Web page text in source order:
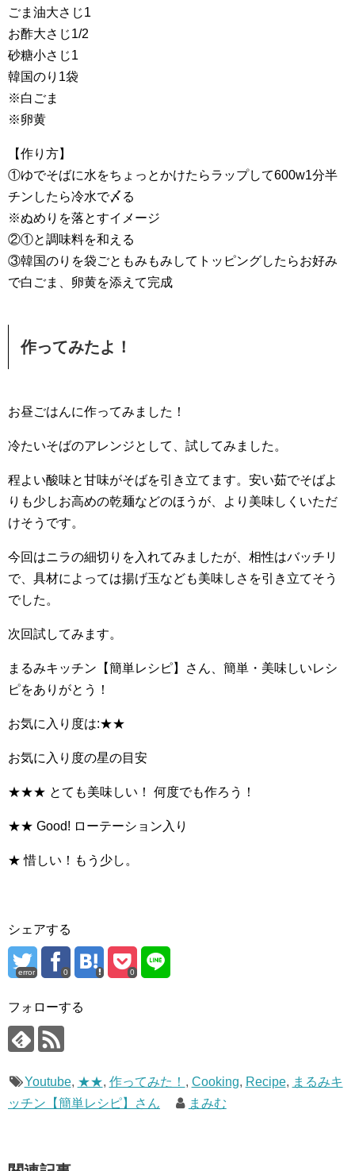
ごま油大さじ1
お酢大さじ1/2
砂糖小さじ1
韓国のり1袋
※白ごま
※卵黄
【作り方】
①ゆでそばに水をちょっとかけたらラップして600w1分半
チンしたら冷水で〆る
※ぬめりを落とすイメージ
②①と調味料を和える
③韓国のりを袋ごともみもみしてトッピングしたらお好み
で白ごま、卵黄を添えて完成
作ってみたよ！
お昼ごはんに作ってみました！
冷たいそばのアレンジとして、試してみました。
程よい酸味と甘味がそばを引き立てます。安い茹でそばよ
りも少しお高めの乾麺などのほうが、より美味しくいただ
けそうです。
今回はニラの細切りを入れてみましたが、相性はバッチリ
で、具材によっては揚げ玉なども美味しさを引き立てそう
でした。
次回試してみます。
まるみキッチン【簡単レシピ】さん、簡単・美味しいレシ
ピをありがとう！
お気に入り度は:★★
お気に入り度の星の目安
★★★ とても美味しい！ 何度でも作ろう！
★★ Good! ローテーション入り
★ 惜しい！もう少し。
シェアする
error 0 0
フォローする
Youtube, ★★, 作ってみた！ , Cooking, Recipe, まるみキ
ッチン【簡単レシピ】さん
まみむ